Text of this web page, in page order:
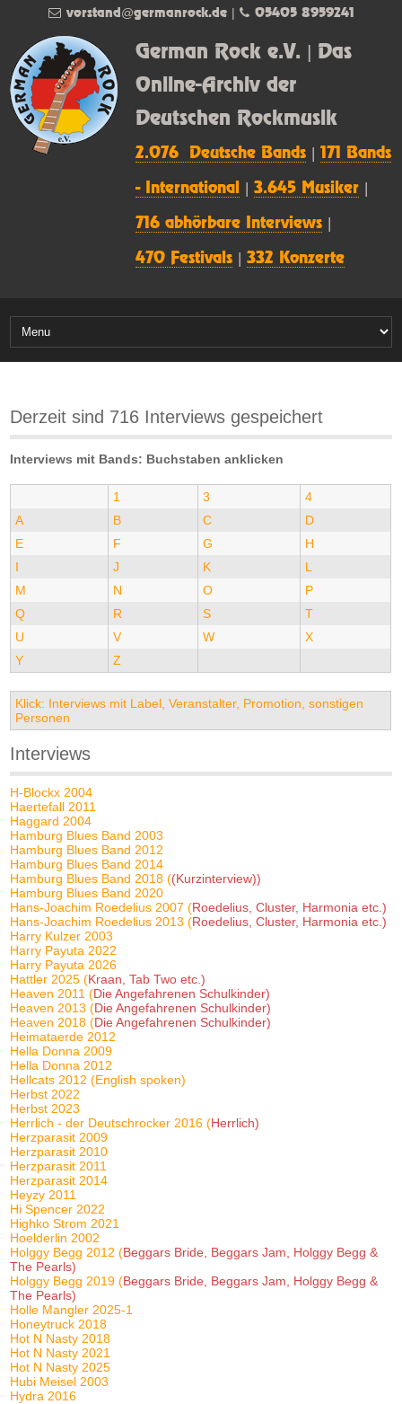
German Rock e.V. | Das
Online-Archiv der
Deutschen Rockmusik
2.076 Deutsche Bands |171 Bands
- International |3.645 Musiker
716 abhörbare Interviews
470 Festivals |332 Konzerte
vorstand@germanrock.de| 05405 8959241
Derzeit sind 716 Interviews gespeichert
Interviews mit Bands: Buchstaben anklicken
1 3
4
A
B C
D
E
F G
H
I
J K
L
M
N O
P
Q
R S
T
U
V W
X
Y
Z
Klick: Interviews mit Label, Veranstalter, Promotion, sonstigen
Personen
Interviews
H-Blockx 2004
Haertefall 2011
Haggard 2004
Hamburg Blues Band 2003
Hamburg Blues Band 2012
Hamburg Blues Band 2014
Hamburg Blues Band 2018 ((Kurzinterview))
Hamburg Blues Band 2020
Hans-Joachim Roedelius 2007 (Roedelius, Cluster, Harmonia etc.)
Hans-Joachim Roedelius 2013 (Roedelius, Cluster, Harmonia etc.)
Harry Kulzer 2003
Harry Payuta 2022
Harry Payuta 2026
Hattler 2025 (Kraan, Tab Two etc.)
Heaven 2011 (Die Angefahrenen Schulkinder)
Heaven 2013 (Die Angefahrenen Schulkinder)
Heaven 2018 (Die Angefahrenen Schulkinder)
Heimataerde 2012
Hella Donna 2009
Hella Donna 2012
Hellcats 2012 (English spoken)
Herbst 2022
Herbst 2023
Herrlich - der Deutschrocker 2016 (Herrlich)
Herzparasit 2009
Herzparasit 2010
Herzparasit 2011
Herzparasit 2014
Heyzy 2011
Hi Spencer 2022
Highko Strom 2021
Hoelderlin 2002
Holggy Begg 2012 (Beggars Bride, Beggars Jam, Holggy Begg &
The Pearls)
Holggy Begg 2019 (Beggars Bride, Beggars Jam, Holggy Begg &
The Pearls)
Holle Mangler 2025-1
Honeytruck 2018
Hot N Nasty 2018
Hot N Nasty 2021
Hot N Nasty 2025
Hubi Meisel 2003
Hydra 2016